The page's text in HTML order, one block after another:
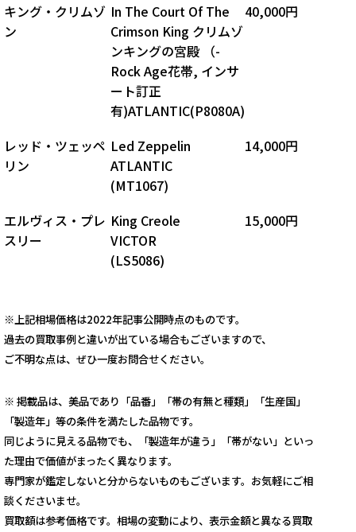
キング・クリムゾ
ン
In The Court Of The
Crimson King クリムゾ
ンキングの宮殿 （-
Rock Age花帯, インサ
ート訂正
有)ATLANTIC(P8080A)
40,000円
レッド・ツェッペ
リン
Led Zeppelin
ATLANTIC
(MT1067)
14,000円
エルヴィス・プレ
スリー
King Creole
VICTOR
(LS5086)
15,000円
※上記相場価格は2022年記事公開時点のものです。
過去の買取事例と違いが出ている場合もございますので、
ご不明な点は、ぜひ一度お問合せください。
※ 掲載品は、美品であり「品番」「帯の有無と種類」「生産国」
「製造年」等の条件を満たした品物です。
同じように見える品物でも、「製造年が違う」「帯がない」といっ
た理由で価値がまったく異なります。
専門家が鑑定しないと分からないものもございます。お気軽にご相
談くださいませ。
買取額は参考価格です。相場の変動により、表示金額と異なる買取